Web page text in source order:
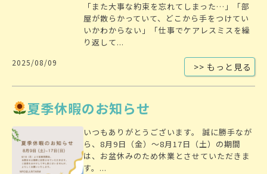
「また大事な約束を忘れてしまった…」「部
屋が散らかっていて、どこから手をつけてい
いかわからない」「仕事でケアレスミスを繰
り返して...
2025/08/09 >> もっと見る
夏季休暇のお知らせ
いつもありがとうございます。 誠に勝手なが
ら、8月9日（金）～8月17日（土）の期間
は、お盆休みのため休業とさせていただきま
す。...